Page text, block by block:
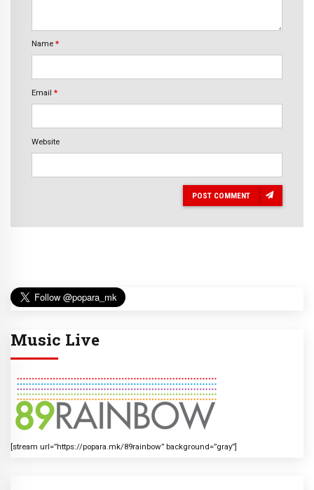
Name *
Email *
Website
POST COMMENT
Music Live
[stream url=”https://popara.mk/89rainbow” background=”gray”]